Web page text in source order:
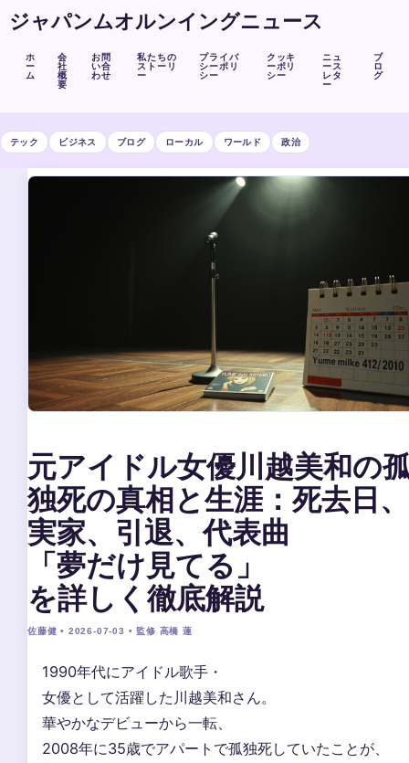
ジャパンムオルンイングニュース
ホ
ー
ム
会
社
概
要
お問
い合
わせ
私たちの
ストーリ
ー
プライバ
シーポリ
シー
クッキ
ーポリ
シー
ニュ
ース
レタ
ー
ブ
ロ
グ
テック ビジネス ブログ ローカル ワールド 政治
元アイドル女優川越美和の
独死の真相と生涯：死去日、
実家、引退、代表曲
「夢だけ見てる」
を詳しく徹底解説
佐藤健 • 2026-07-03 • 監修 高橋 蓮
1990年代にアイドル歌手・
女優として活躍した川越美和さん。
華やかなデビューから一転、
2008年に35歳でアパートで孤独死していたことが、